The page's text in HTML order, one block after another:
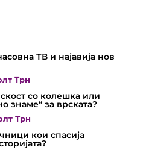
ТВ и најавија нов
Трн
со колешка или
знаме“ за врската?
Трн
кои спасија